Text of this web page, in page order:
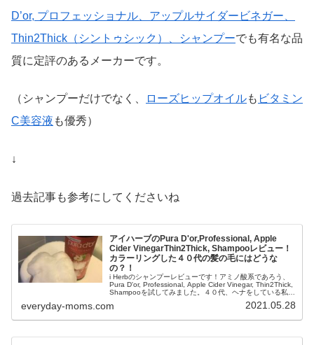
D’or, プロフェッショナル、アップルサイダービネガー、
Thin2Thick（シントゥシック）、シャンプーでも有名な品
質に定評のあるメーカーです。
（シャンプーだけでなく、 ローズヒップオイルも ビタミン
C美容液 も優秀）
↓
過去記事も参考にしてくださいね
アイハーブのPura D'or,Professional, Apple
Cider VinegarThin2Thick, Shampooレビュー！
カラーリングした４０代の髪の毛にはどうな
の？！
i Herbのシャンプーレビューです！アミノ酸系であろう、
Pura D'or, Professional, Apple Cider Vinegar, Thin2Thick,
Shampooを試してみました。４０代、ヘナをしている私や
everyday-moms.com 2021.05.28